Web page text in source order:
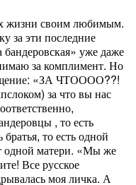
жизни своим любимым.
за эти последние
уже даже
за комплимент. Но
«ЗА ЧТОООО??!
за что вы нас
, то есть
то есть одной
одной матери. «Мы же
Все русское
моя личка. А